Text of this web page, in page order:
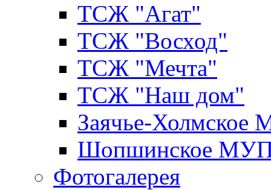
ТСЖ "Агат"
ТСЖ "Восход"
ТСЖ "Мечта"
ТСЖ "Наш дом"
Заячье-
Шопшинское
Фотогалерея